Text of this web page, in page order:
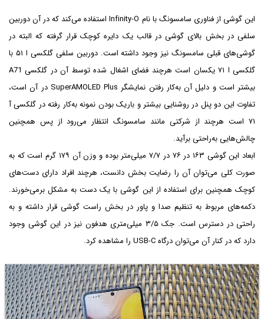
این گوشی از فناوری سامسونگ با نام Infinity-O استفاده می‌کند که در آن دوربین
سلفی در بخش بالای گوشی در قالب یک دایره کوچک قرار گرفته که البته در
گوشی‌های قبلی سامسونگ نیز وجود داشته است. دوربین سلفی گلکسی ا ۵۱ با
گلکسی ا ۷۱ یکسان است هرچند فضای اشغال شده توسط آن در گلکسی A71
بیشتر است و دلیل آن به‌کار رفتن نمایشگر SuperAMOLED Plus در آن است،‌
تفاوت این دو پنل در روشنایی بیشتر و باریک بودن نمونه به‌کار رفته در گلکسی آ
۷۱ است هرچند از شرکتی مانند سامسونگ انتظار می‌رود از پس همچنین
چالش‌هایی به‌راحتی برآید.
ابعاد این گوشی ۱۶۳ در ۷۶ در ۷/۷ میلی‌متر بوده و وزن آن ۱۷۹ گرم است که به
صورت کلی می‌توان آن را رضایت بخش دانست، هرچند افراد دارای دست‌های
کوچک همچنین برای استفاده از این گوشی با یک دست به مشکل برمی‌خورند.
دکمه‌های مربوط به تنظیم صدا و پاور در بخش راست گوشی قرار داشته و به
راحتی در دسترس است. جک ۳/۵ میلی‌متری هدفون نیز در این گوشی وجود
دارد که در کنار آن می‌توان درگاه USB-C را مشاهده کرد.